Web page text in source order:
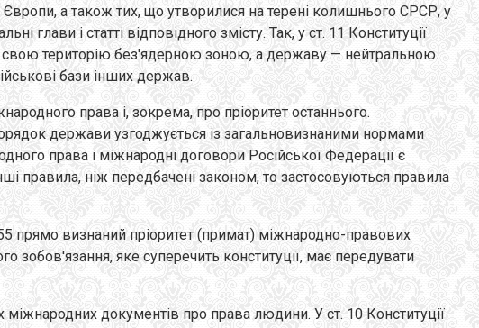
Європи, а також тих, що утворилися на терені колишнього СРСР, у
глави і статті відповідного змісту. Так, у ст. 11 Конституції
свою територію без'ядерною зоною, а державу — нейтральною.
бази інших держав.
права і, зокрема, про пріоритет останнього.
держави узгоджується із загальновизнаними нормами
права і міжнародні договори Російської Федерації є
правила, ніж передбачені законом, то застосовуються правила
прямо визнаний пріоритет (примат) міжнародно-правових
яке суперечить конституції, має передувати
міжнародних документів про права людини. У ст. 10 Конституції